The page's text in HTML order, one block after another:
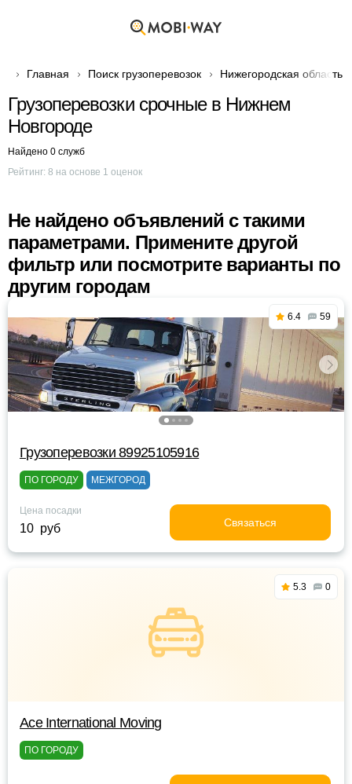
Главная Поиск грузоперевозок Нижегородская область
Грузоперевозки срочные в Нижнем
Новгороде
Найдено 0 служб
Рейтинг: 8 на основе 1 оценок
Не найдено объявлений с такими
параметрами. Примените другой
фильтр или посмотрите варианты по
другим городам
6.4 59
Грузоперевозки 89925105916
ПО ГОРОДУ МЕЖГОРОД
Цена посадки
10 руб Связаться
5.3 0
Ace International Moving
ПО ГОРОДУ